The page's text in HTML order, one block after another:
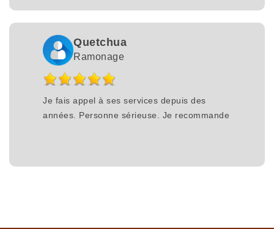
Quetchua
Ramonage
Je fais appel à ses services depuis des
années. Personne sérieuse. Je recommande